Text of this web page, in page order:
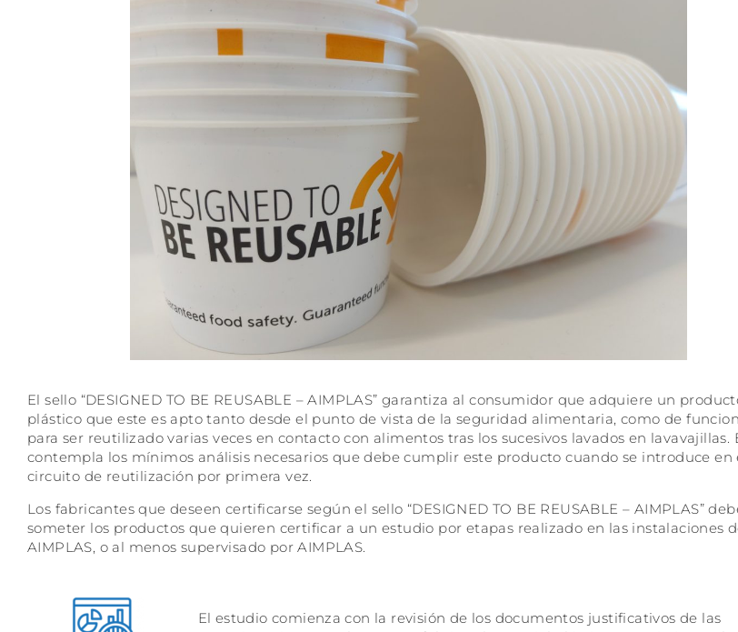
El sello “DESIGNED TO BE REUSABLE – AIMPLAS” garantiza al consumidor que adquiere un
plástico que este es apto tanto desde el punto de vista de la seguridad alimentaria, como de
para ser reutilizado varias veces en contacto con alimentos tras los sucesivos lavados en lavavajillas.
contempla los mínimos análisis necesarios que debe cumplir este producto cuando se introduce en
circuito de reutilización por primera vez.
Los fabricantes que deseen certificarse según el sello “DESIGNED TO BE REUSABLE – AIMPLAS”
someter los productos que quieren certificar a un estudio por etapas realizado en las instalaciones
AIMPLAS, o al menos supervisado por AIMPLAS.
El estudio comienza con la revisión de los documentos justificativos de las